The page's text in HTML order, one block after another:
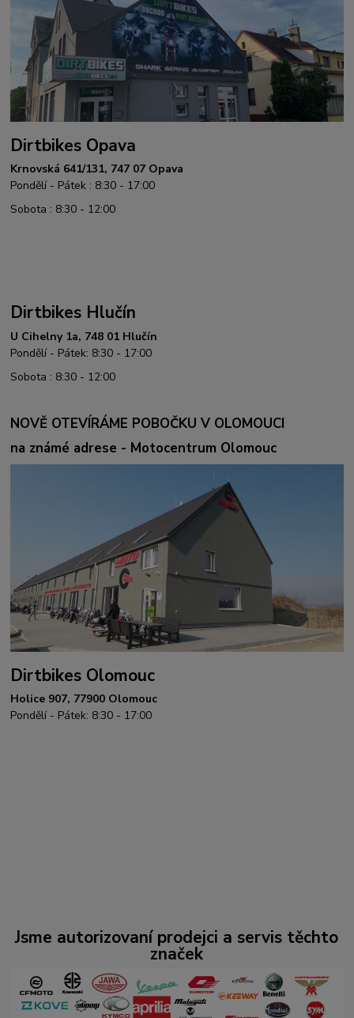
Dirtbikes Opava
Krnovská 641/131, 747 07 Opava
Pondělí - Pátek : 8:30 - 17:00
Sobota : 8:30 - 12:00
Dirtbikes Hlučín
U Cihelny 1a, 748 01 Hlučín
Pondělí - Pátek: 8:30 - 17:00
Sobota : 8:30 - 12:00
NOVĚ OTEVÍRÁME POBOČKU V OLOMOUCI
na známé adrese - Motocentrum Olomouc
Dirtbikes Olomouc
Holice 907, 77900 Olomouc
Pondělí - Pátek: 8:30 - 17:00
Jsme autorizovaní prodejci a servis těchto
značek